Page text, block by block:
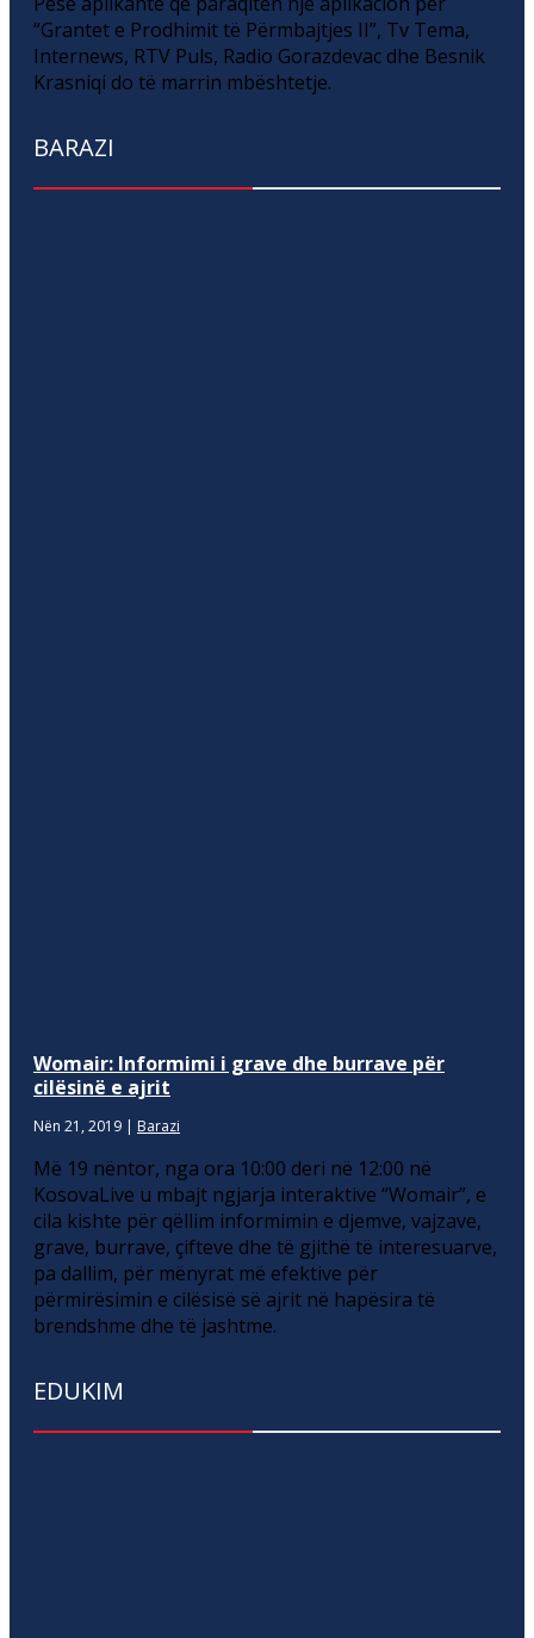
“Grantet e Prodhimit të Përmbajtjes II”, Tv Tema,
Internews, RTV Puls, Radio Gorazdevac dhe Besnik
Krasniqi do të marrin mbështetje.
BARAZI
Womair: Informimi i grave dhe burrave për
cilësinë e ajrit
Nën 21, 2019 | Barazi
Më 19 nëntor, nga ora 10:00 deri në 12:00 në
KosovaLive u mbajt ngjarja interaktive “Womair”, e
cila kishte për qëllim informimin e djemve, vajzave,
grave, burrave, çifteve dhe të gjithë të interesuarve,
pa dallim, për mënyrat më efektive për
përmirësimin e cilësisë së ajrit në hapësira të
brendshme dhe të jashtme.
EDUKIM